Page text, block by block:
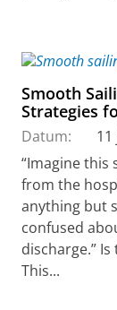
Smooth
Strategies
Datum:
“Imagine this
from the
anything but
confused
discharge.”
This...